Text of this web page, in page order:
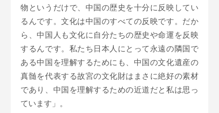
物というだけで、中国の歴史を十分に反映してい
るんです。文化は中国のすべての反映です。だか
ら、中国人も文化に自分たちの歴史や命運を反映
するんです。私たち日本人にとって永遠の隣国で
ある中国を理解するためにも、中国の文化遺産の
真髄を代表する故宮の文化財はまさに絶好の素材
であり、中国を理解するための近道だと私は思っ
ています」。